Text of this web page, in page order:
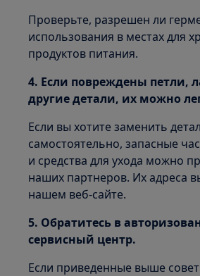
Проверьте, разрешен ли
использования в местах для
продуктов питания.
4. Если повреждены петли,
другие детали, их можно
Если вы хотите заменить
самостоятельно, запасные
и средства для ухода можно
наших партнеров. Их адреса
нашем веб-сайте.
5. Обратитесь в
сервисный центр.
Если приведенные выше